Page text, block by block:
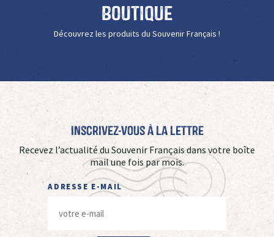
Boutique
Découvrez les produits du Souvenir Français !
Inscrivez-vous à La Lettre
Recevez l’actualité du Souvenir Français dans votre boîte
mail une fois par mois.
ADRESSE E-MAIL